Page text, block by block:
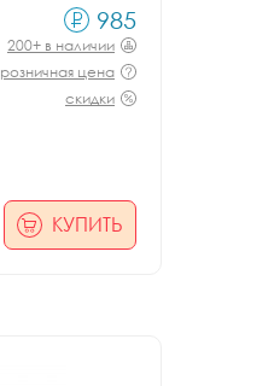
985
200+ в наличии
розничная цена
скидки
КУПИТЬ